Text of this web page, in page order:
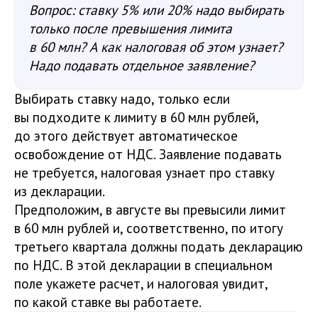
Вопрос: ставку 5% или 20% надо выбирать
только после превышения лимита
в 60 млн? А как налоговая об этом узнает?
Надо подавать отдельное заявление?
Выбирать ставку надо, только если
вы подходите к лимиту в 60 млн рублей,
до этого действует автоматическое
освобождение от НДС. Заявление подавать
не требуется, налоговая узнает про ставку
из декларации.
Предположим, в августе вы превысили лимит
в 60 млн рублей и, соответственно, по итогу
третьего квартала должны подать декларацию
по НДС. В этой декларации в специальном
поле укажете расчет, и налоговая увидит,
по какой ставке вы работаете.